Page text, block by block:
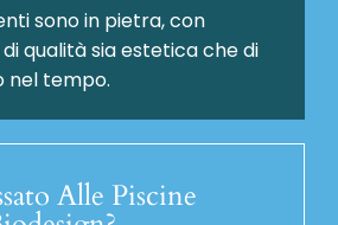
sono in pietra, con
qualità sia estetica che di
nel tempo.
Alle Piscine